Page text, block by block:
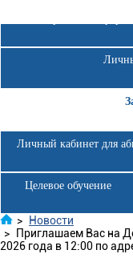
Личный кабинет для
Целевое обучение
>
Новости
>
Приглашаем Вас на
2026 года в 12:00 по